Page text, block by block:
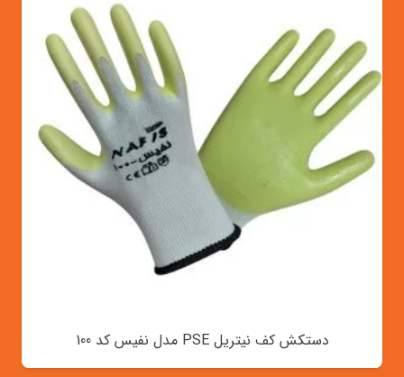
دستکش کف نیتریل PSE مدل نفیس کد 100